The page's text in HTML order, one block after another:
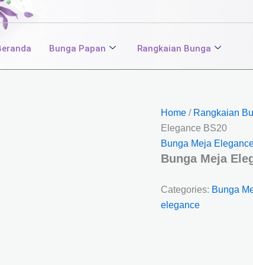
Bunga Papan Rangkaian Bunga
Home / Rangkaian
Elegance BS20
Bunga Meja
Bunga Meja
Categories: Bunga
elegance